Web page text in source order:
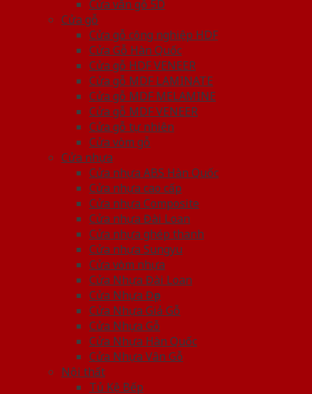
Cửa vân gỗ 5D
Cửa gỗ
Cửa gỗ công nghiệp HDF
Cửa Gỗ Hàn Quốc
Cửa gỗ HDF VENEER
Cửa gỗ MDF LAMINATE
Cửa gỗ MDF MELAMINE
Cửa gỗ MDF VENEER
Cửa gỗ tự nhiên
Cửa vòm gỗ
Cửa nhựa
Cửa nhựa ABS Hàn Quốc
Cửa nhựa cao cấp
Cửa nhựa Composite
Cửa nhựa Đài Loan
Cửa nhựa ghép thanh
Cửa nhựa Sungyu
Cửa vòm nhựa
Cửa Nhựa Đài Loan
Cửa Nhựa Đẹp
Cửa Nhựa Giả Gỗ
Cửa Nhựa Gỗ
Cửa Nhựa Hàn Quốc
Cửa Nhựa Vân Gỗ
Nội thất
Tủ Kệ Bếp